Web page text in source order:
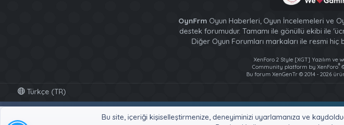
OynFrm Oyun Haberleri, Oyun İncelemeleri ve
destek forumudur. Tamamı ile gönüllü ekibi ile
Diğer Oyun Forumları markaları ile resmi hiç
XenForo 2 Style [XGT] Yazılım ve
Community platform by XenForo®
Bu forum XenGenTr © 2014 - 2026
Türkçe (TR)
Bu site, içeriği kişiselleştirmenize, deneyiminizi uyarlamanıza ve